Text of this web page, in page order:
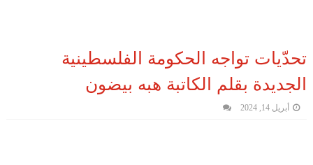
تحدّيات تواجه الحكومة الفلسطينية
الجديدة بقلم الكاتبة هبه بيضون
أبريل 14, 2024